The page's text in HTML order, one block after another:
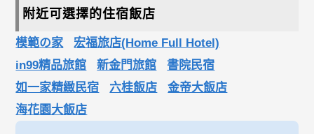
附近可選擇的住宿飯店
模範の家
宏福旅店(Home Full Hotel)
in99精品旅館
新金門旅館
書院民宿
如一家精緻民宿
六桂飯店
金帝大飯店
海花園大飯店